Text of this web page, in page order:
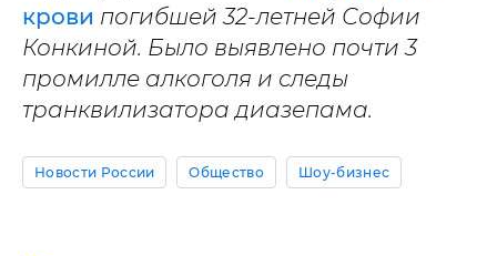
крови погибшей 32-летней Софии
Конкиной. Было выявлено почти 3
промилле алкоголя и следы
транквилизатора диазепама.
Новости России Общество Шоу-бизнес